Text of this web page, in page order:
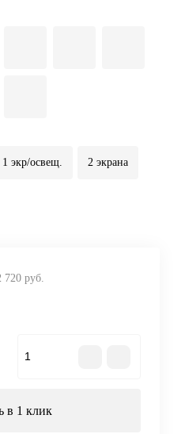
1 экр/освещ. 2 экрана
720 руб.
в 1 клик